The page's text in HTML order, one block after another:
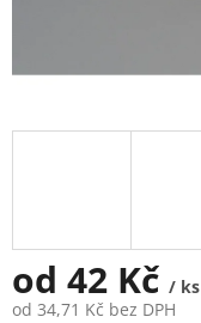
od 42 Kč / ks
od 34,71 Kč bez DPH